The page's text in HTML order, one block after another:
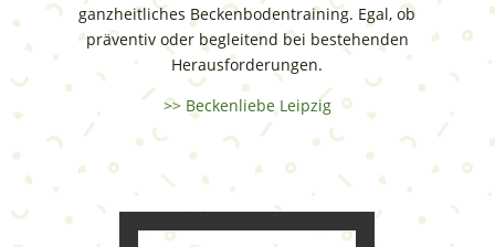
ganzheitliches Beckenbodentraining. Egal, ob
präventiv oder begleitend bei bestehenden
Herausforderungen.
>> Beckenliebe Leipzig